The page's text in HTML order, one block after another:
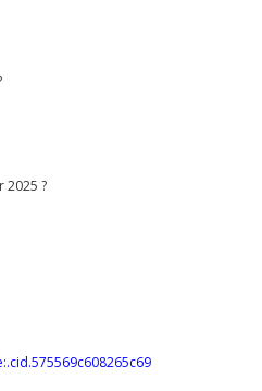
2025 ?